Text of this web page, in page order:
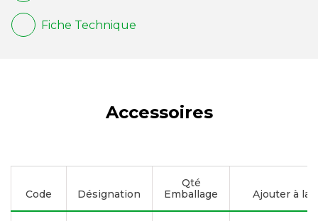
Fiche Technique
Accessoires
Code Désignation
Qté
Emballage
Ajouter à la